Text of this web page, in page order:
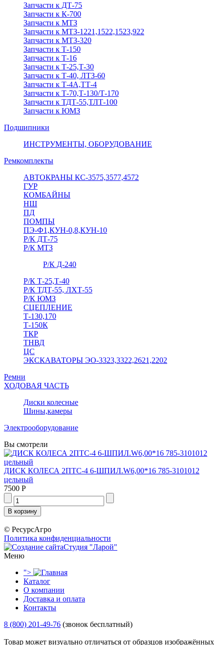
Запчасти к ДТ-75
Запчасти к К-700
Запчасти к МТЗ
Запчасти к МТЗ-1221,1522,1523,922
Запчасти к МТЗ-320
Запчасти к Т-150
Запчасти к Т-16
Запчасти к Т-25,Т-30
Запчасти к Т-40, ЛТЗ-60
Запчасти к Т-4А,ТТ-4
Запчасти к Т-70,Т-130/Т-170
Запчасти к ТДТ-55,ТЛТ-100
Запчасти к ЮМЗ
Подшипники
ИНСТРУМЕНТЫ, ОБОРУДОВАНИЕ
Ремкомплекты
АВТОКРАНЫ КС-3575,3577,4572
ГУР
КОМБАЙНЫ
НШ
ПД
ПОМПЫ
ПЭ-Ф1,КУН-0,8,КУН-10
Р/К ДТ-75
Р/К МТЗ
Р/К Д-240
Р/К Т-25,Т-40
Р/К ТДТ-55, ЛХТ-55
Р/К ЮМЗ
СЦЕПЛЕНИЕ
Т-130,170
Т-150К
ТКР
ТНВД
ЦС
ЭКСКАВАТОРЫ ЭО-3323,3322,2621,2202
Ремни
ХОДОВАЯ ЧАСТЬ
Диски колесные
Шины,камеры
Электрооборудование
Вы смотрели
ДИСК КОЛЕСА 2ПТС-4 6-ШПИЛ.W6,00*16 785-3101012
цельный
7500 Р
© РесурсАгро
Политика конфиденциальности
Студия "Ларой"
Меню
">
Каталог
О компании
Доставка и оплата
Контакты
8 (800) 201-49-76 (звонок бесплатный)
Товар может визуально отличаться от образцов изображённых